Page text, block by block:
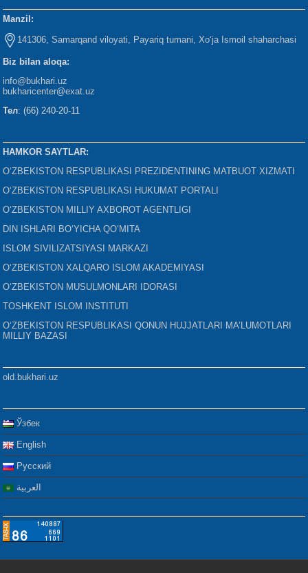
Manzil:
141306, Samarqand viloyati, Payariq tumani, Xo‘ja Ismoil shaharchasi
Biz bilan aloqa:
info@bukhari.uz
bukharicenter@exat.uz
Тел: (66) 240-20-11
HAMKOR SAYTLAR:
O‘ZBEKISTON RESPUBLIKASI PREZIDENTINING MATBUOT XIZMATI
O‘ZBEKISTON RESPUBLIKASI HUKUMAT PORTALI
O‘ZBEKISTON MILLIY AXBOROT AGENTLIGI
DIN ISHLARI BO‘YICHA QO‘MITA
ISLOM SIVILIZATSIYASI MARKAZI
O‘ZBEKISTON XALQARO ISLOM AKADEMIYASI
O‘ZBEKISTON MUSULMONLARI IDORASI
TOSHKENT ISLOM INSTITUTI
O‘ZBEKISTON RESPUBLIKASI QONUN HUJJATLARI MA’LUMOTLARI
MILLIY BAZASI
old.bukhari.uz
Ўзбек
English
Русский
العربية